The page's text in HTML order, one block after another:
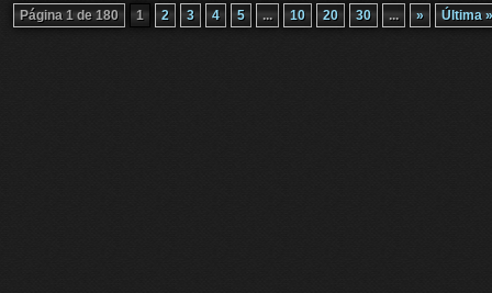
Página 1 de 180 1 2 3 4 5 ... 10 20 30 ... » Última »